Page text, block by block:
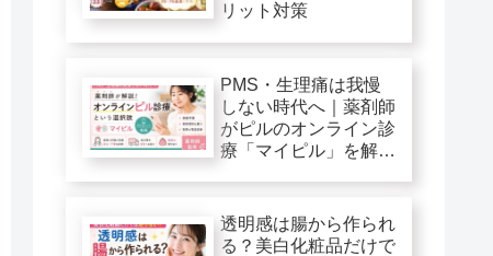
リット対策
PMS・生理痛は我慢
しない時代へ｜薬剤師
がピルのオンライン診
療「マイピル」を解
透明感は腸から作られ
る？美白化粧品だけで